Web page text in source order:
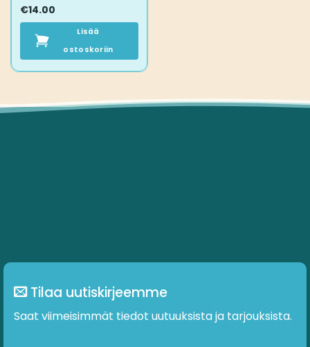
€14.00
Lisää
ostoskoriin
Tilaa uutiskirjeemme
Saat viimeisimmät tiedot uutuuksista ja tarjouksista.